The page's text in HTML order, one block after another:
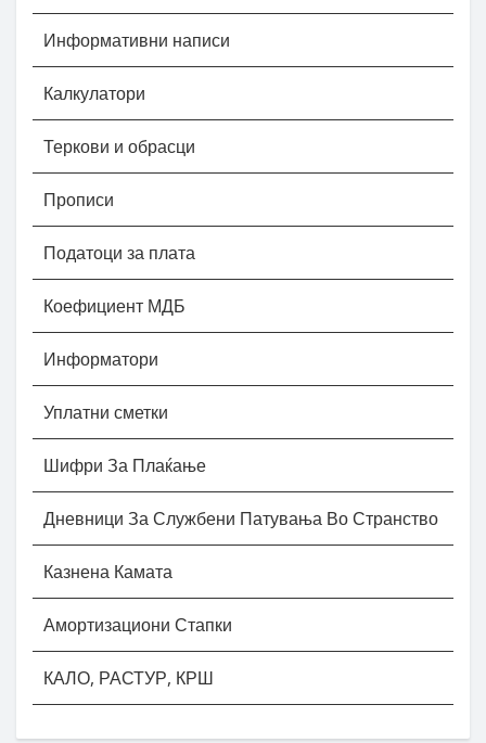
Информативни написи
Калкулатори
Теркови и обрасци
Прописи
Податоци за плата
Коефициент МДБ
Информатори
Уплатни сметки
Шифри За Плаќање
Дневници За Службени Патувања Во Странство
Казнена Камата
Амортизациони Стапки
КАЛО, РАСТУР, КРШ